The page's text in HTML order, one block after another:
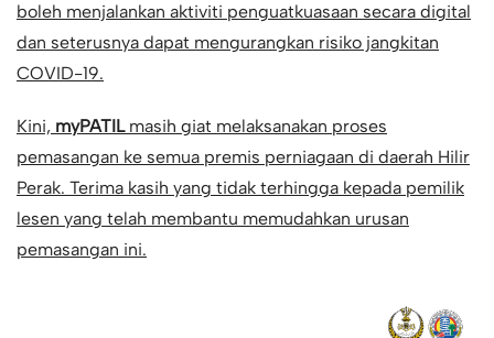
boleh menjalankan aktiviti penguatkuasaan secara digital
dan seterusnya dapat mengurangkan risiko jangkitan
COVID-19.
Kini, myPATILmasih giat melaksanakan proses
pemasangan ke semua premis perniagaan di daerah Hilir
Perak. Terima kasih yang tidak terhingga kepada pemilik
lesen yang telah membantu memudahkan urusan
pemasangan ini.